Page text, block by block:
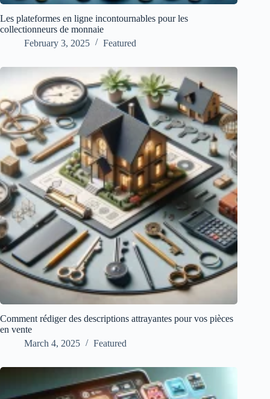
Les plateformes en ligne incontournables pour les
collectionneurs de monnaie
February 3, 2025
Featured
Comment rédiger des descriptions attrayantes pour vos pièces
en vente
March 4, 2025
Featured